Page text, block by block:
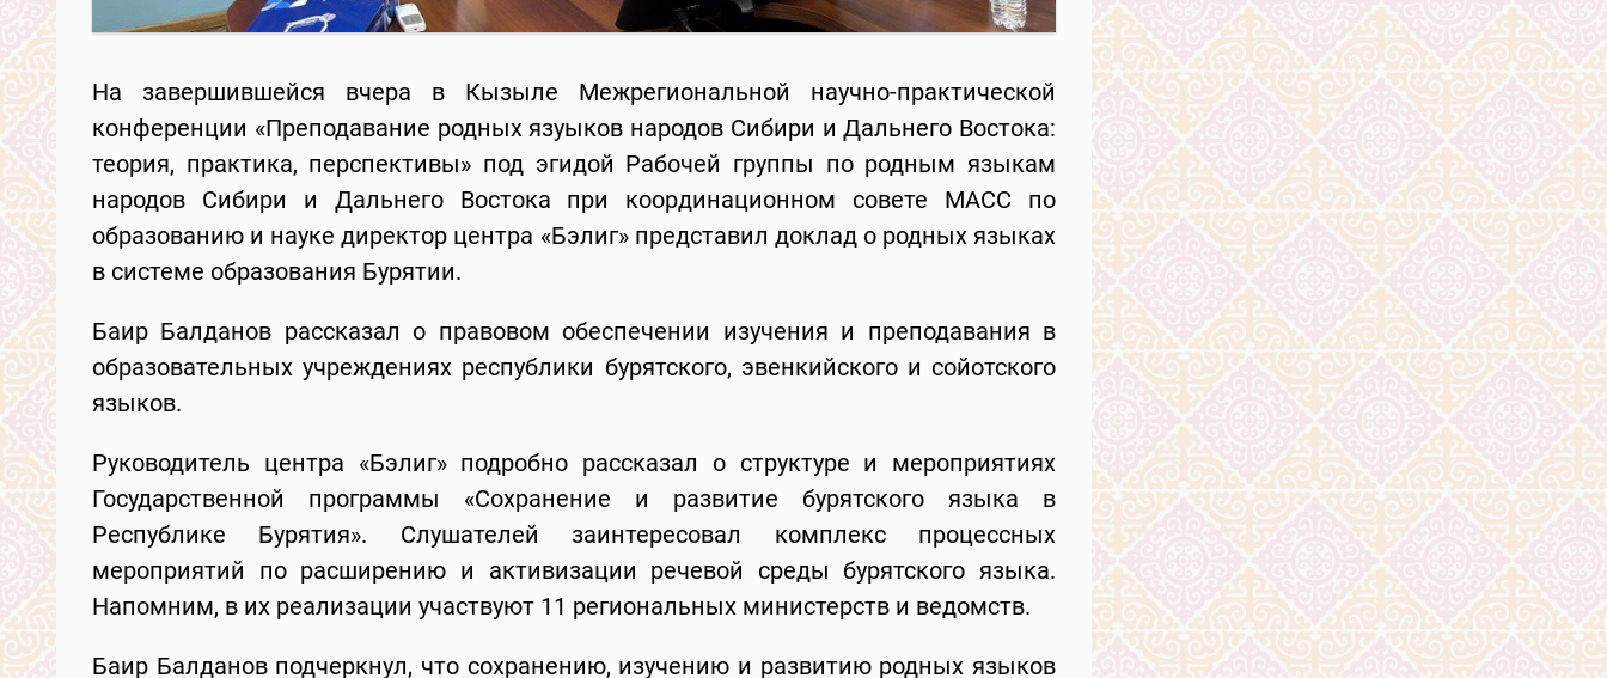
На завершившейся вчера в Кызыле Межрегиональной научно-практической
конференции «Преподавание родных язуыков народов Сибири и Дальнего Востока:
теория, практика, перспективы» под эгидой Рабочей группы по родным языкам
народов Сибири и Дальнего Востока при координационном совете МАСС по
образованию и науке директор центра «Бэлиг» представил доклад о родных языках
в системе образования Бурятии.
Баир Балданов рассказал о правовом обеспечении изучения и преподавания в
образовательных учреждениях республики бурятского, эвенкийского и сойотского
языков.
Руководитель центра «Бэлиг» подробно рассказал о структуре и мероприятиях
Государственной программы «Сохранение и развитие бурятского языка в
Республике Бурятия». Слушателей заинтересовал комплекс процессных
мероприятий по расширению и активизации речевой среды бурятского языка.
Напомним, в их реализации участвуют 11 региональных министерств и ведомств.
Баир Балданов подчеркнул, что сохранению, изучению и развитию родных языков